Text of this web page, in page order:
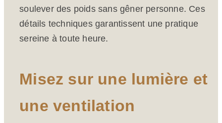
soulever des poids sans gêner personne. Ces
détails techniques garantissent une pratique
sereine à toute heure.
Misez sur une lumière et
une ventilation